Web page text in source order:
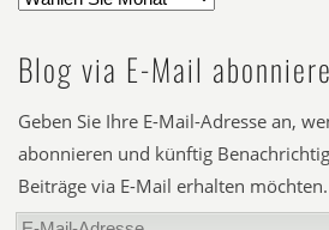
Blog via E-Mail
Geben Sie Ihre E-Mail-Adresse an,
abonnieren und künftig
Beiträge via E-Mail erhalten möchten.
E-